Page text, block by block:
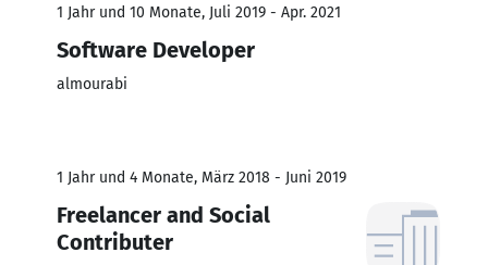
1 Jahr und 10 Monate, Juli 2019 - Apr. 2021
Software Developer
almourabi
1 Jahr und 4 Monate, März 2018 - Juni 2019
Freelancer and Social
Contributer